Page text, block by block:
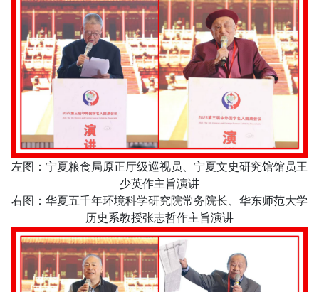
左图：宁夏粮食局原正厅级巡视员、宁夏文史研究馆馆员王
少英作主旨演讲
右图：华夏五千年环境科学研究院常务院长、华东师范大学
历史系教授张志哲作主旨演讲